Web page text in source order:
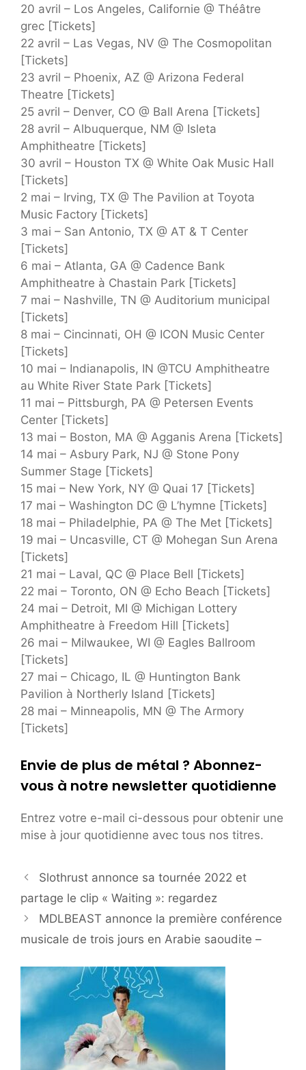
20 avril – Los Angeles, Californie @ Théâtre
grec [Tickets]
22 avril – Las Vegas, NV @ The Cosmopolitan
[Tickets]
23 avril – Phoenix, AZ @ Arizona Federal
Theatre [Tickets]
25 avril – Denver, CO @ Ball Arena [Tickets]
28 avril – Albuquerque, NM @ Isleta
Amphitheatre [Tickets]
30 avril – Houston TX @ White Oak Music Hall
[Tickets]
2 mai – Irving, TX @ The Pavilion at Toyota
Music Factory [Tickets]
3 mai – San Antonio, TX @ AT & T Center
[Tickets]
6 mai – Atlanta, GA @ Cadence Bank
Amphitheatre à Chastain Park [Tickets]
7 mai – Nashville, TN @ Auditorium municipal
[Tickets]
8 mai – Cincinnati, OH @ ICON Music Center
[Tickets]
10 mai – Indianapolis, IN @TCU Amphitheatre
au White River State Park [Tickets]
11 mai – Pittsburgh, PA @ Petersen Events
Center [Tickets]
13 mai – Boston, MA @ Agganis Arena [Tickets]
14 mai – Asbury Park, NJ @ Stone Pony
Summer Stage [Tickets]
15 mai – New York, NY @ Quai 17 [Tickets]
17 mai – Washington DC @ L’hymne [Tickets]
18 mai – Philadelphie, PA @ The Met [Tickets]
19 mai – Uncasville, CT @ Mohegan Sun Arena
[Tickets]
21 mai – Laval, QC @ Place Bell [Tickets]
22 mai – Toronto, ON @ Echo Beach [Tickets]
24 mai – Detroit, MI @ Michigan Lottery
Amphitheatre à Freedom Hill [Tickets]
26 mai – Milwaukee, WI @ Eagles Ballroom
[Tickets]
27 mai – Chicago, IL @ Huntington Bank
Pavilion à Northerly Island [Tickets]
28 mai – Minneapolis, MN @ The Armory
[Tickets]
Envie de plus de métal ? Abonnez-
vous à notre newsletter quotidienne
Entrez votre e-mail ci-dessous pour obtenir une
mise à jour quotidienne avec tous nos titres.
Slothrust annonce sa tournée 2022 et
partage le clip « Waiting »: regardez
MDLBEAST annonce la première conférence
musicale de trois jours en Arabie saoudite –